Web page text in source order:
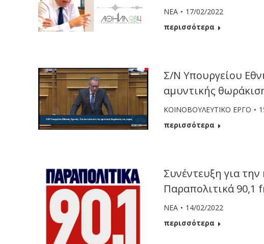
ΝΕΑ
17/02/2022
περισσότερα
Σ/Ν Υπουργείου
αμυντικής
ΚΟΙΝΟΒΟΥΛΕΥΤΙΚΟ ΕΡΓΟ
περισσότερα
Συνέντευξη για
Παραπολιτικά 90,1
ΝΕΑ
14/02/2022
περισσότερα